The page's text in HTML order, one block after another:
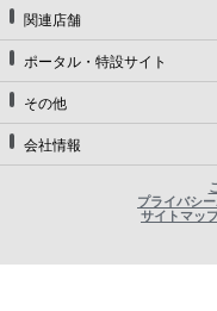
関連店舗
ポータル・特設サイト
その他
会社情報
プライバシ
サイトマッ